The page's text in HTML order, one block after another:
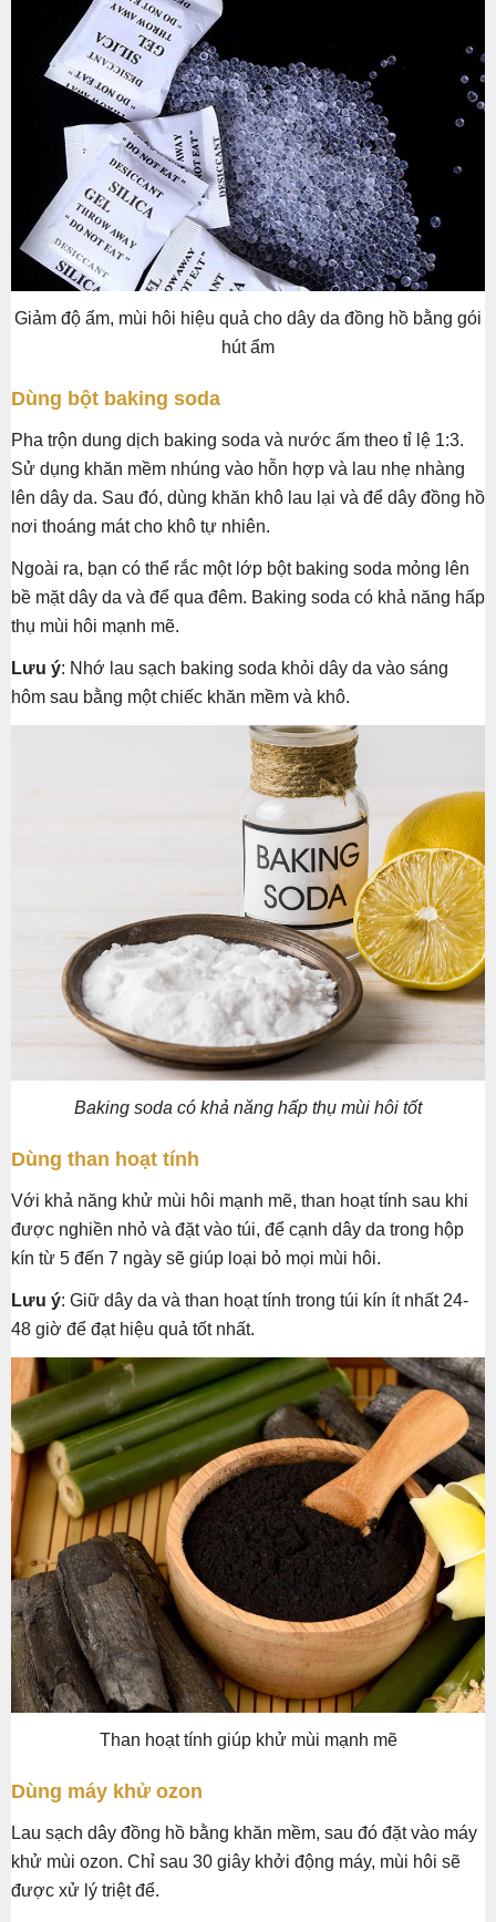
Giảm độ ẩm, mùi hôi hiệu quả cho dây da đồng hồ bằng gói
hút ẩm
Dùng bột baking soda
Pha trộn dung dịch baking soda và nước ấm theo tỉ lệ 1:3.
Sử dụng khăn mềm nhúng vào hỗn hợp và lau nhẹ nhàng
lên dây da. Sau đó, dùng khăn khô lau lại và để dây đồng hồ
nơi thoáng mát cho khô tự nhiên.
Ngoài ra, bạn có thể rắc một lớp bột baking soda mỏng lên
bề mặt dây da và để qua đêm. Baking soda có khả năng hấp
thụ mùi hôi mạnh mẽ.
Lưu ý: Nhớ lau sạch baking soda khỏi dây da vào sáng
hôm sau bằng một chiếc khăn mềm và khô.
Baking soda có khả năng hấp thụ mùi hôi tốt
Dùng than hoạt tính
Với khả năng khử mùi hôi mạnh mẽ, than hoạt tính sau khi
được nghiền nhỏ và đặt vào túi, để cạnh dây da trong hộp
kín từ 5 đến 7 ngày sẽ giúp loại bỏ mọi mùi hôi.
Lưu ý: Giữ dây da và than hoạt tính trong túi kín ít nhất 24-
48 giờ để đạt hiệu quả tốt nhất.
Than hoạt tính giúp khử mùi mạnh mẽ
Dùng máy khử ozon
Lau sạch dây đồng hồ bằng khăn mềm, sau đó đặt vào máy
khử mùi ozon. Chỉ sau 30 giây khởi động máy, mùi hôi sẽ
được xử lý triệt để.